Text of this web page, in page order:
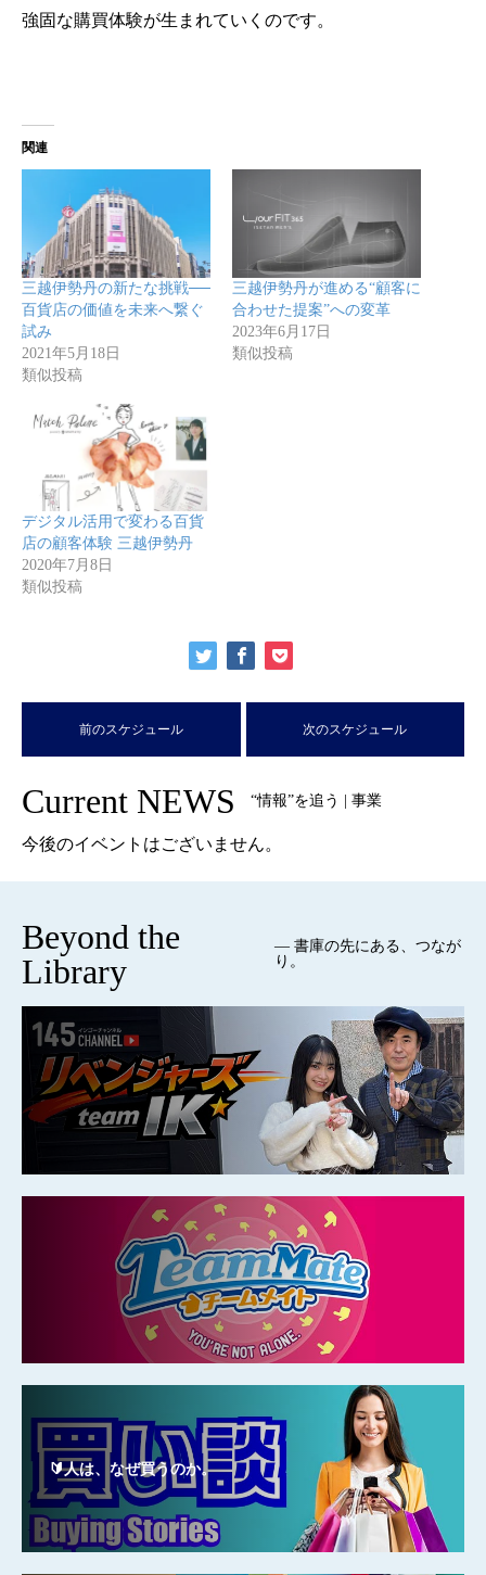
強固な購買体験が生まれていくのです。
関連
三越伊勢丹の新たな挑戦──
百貨店の価値を未来へ繋ぐ
試み
2021年5月18日
類似投稿
三越伊勢丹が進める“顧客に
合わせた提案”への変革
2023年6月17日
類似投稿
デジタル活用で変わる百貨
店の顧客体験 三越伊勢丹
2020年7月8日
類似投稿
前のスケジュール 次のスケジュール
Current NEWS “情報”を追う | 事業
今後のイベントはございません。
Beyond the
Library
— 書庫の先にある、つなが
り。
🔰人は、なぜ買うのか。